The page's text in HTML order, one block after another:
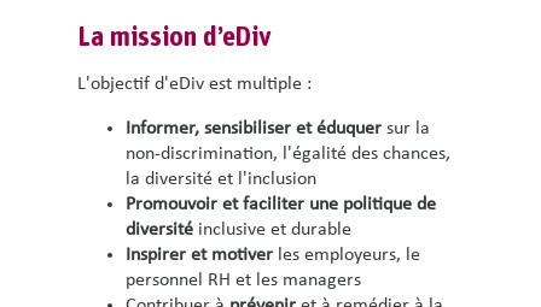
La mission d’eDiv
L'objectif d'eDiv est multiple :
Informer, sensibiliser et éduquer sur la
non-discrimination, l'égalité des chances,
la diversité et l'inclusion
Promouvoir et faciliter une politique de
diversité inclusive et durable
Inspirer et motiver les employeurs, le
personnel RH et les managers